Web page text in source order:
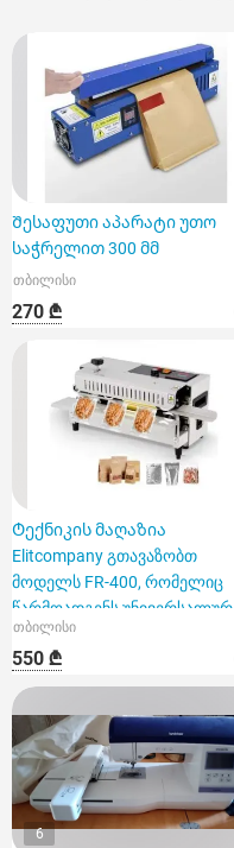
Შესაფუთი აპარატი უთო
საჭრელით 300 მმ
თბილისი
270 ₾
Ტექნიკის მაღაზია
Elitcompany გთავაზობთ
მოდელს FR-400, რომელიც
წარმოადგენს უნივერსალურ
სამრეწველო შეს
თბილისი
550 ₾
6